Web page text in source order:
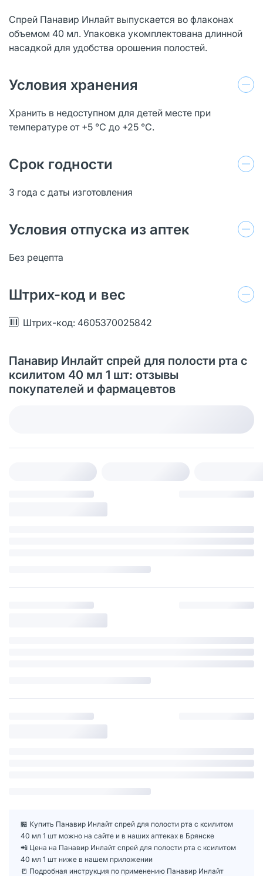
Спрей Панавир Инлайт выпускается во флаконах
объемом 40 мл. Упаковка укомплектована длинной
насадкой для удобства орошения полостей.
Условия хранения
Хранить в недоступном для детей месте при
температуре от +5 °С до +25 °С.
Срок годности
3 года с даты изготовления
Условия отпуска из аптек
Без рецепта
Штрих-код и вес
Штрих-код: 4605370025842
Панавир Инлайт спрей для полости рта с
ксилитом 40 мл 1 шт: отзывы
покупателей и фармацевтов
🏪 Купить Панавир Инлайт спрей для полости рта с ксилитом
40 мл 1 шт можно на сайте и в наших аптеках в Брянске
📲 Цена на Панавир Инлайт спрей для полости рта с ксилитом
40 мл 1 шт ниже в нашем приложении
📒 Подробная инструкция по применению Панавир Инлайт